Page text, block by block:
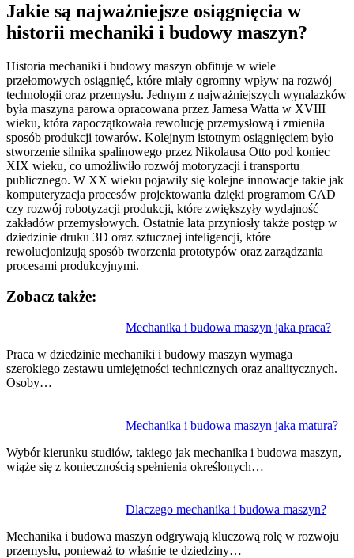
Jakie są najważniejsze osiągnięcia w
historii mechaniki i budowy maszyn?
Historia mechaniki i budowy maszyn obfituje w wiele
przełomowych osiągnięć, które miały ogromny wpływ na rozwój
technologii oraz przemysłu. Jednym z najważniejszych wynalazków
była maszyna parowa opracowana przez Jamesa Watta w XVIII
wieku, która zapoczątkowała rewolucję przemysłową i zmieniła
sposób produkcji towarów. Kolejnym istotnym osiągnięciem było
stworzenie silnika spalinowego przez Nikolausa Otto pod koniec
XIX wieku, co umożliwiło rozwój motoryzacji i transportu
publicznego. W XX wieku pojawiły się kolejne innowacje takie jak
komputeryzacja procesów projektowania dzięki programom CAD
czy rozwój robotyzacji produkcji, które zwiększyły wydajność
zakładów przemysłowych. Ostatnie lata przyniosły także postęp w
dziedzinie druku 3D oraz sztucznej inteligencji, które
rewolucjonizują sposób tworzenia prototypów oraz zarządzania
procesami produkcyjnymi.
Zobacz także:
Mechanika i budowa maszyn jaka praca?
Praca w dziedzinie mechaniki i budowy maszyn wymaga
szerokiego zestawu umiejętności technicznych oraz analitycznych.
Osoby…
Mechanika i budowa maszyn jaka matura?
Wybór kierunku studiów, takiego jak mechanika i budowa maszyn,
wiąże się z koniecznością spełnienia określonych…
Dlaczego mechanika i budowa maszyn?
Mechanika i budowa maszyn odgrywają kluczową rolę w rozwoju
przemysłu, ponieważ to właśnie te dziedziny…
wpisu